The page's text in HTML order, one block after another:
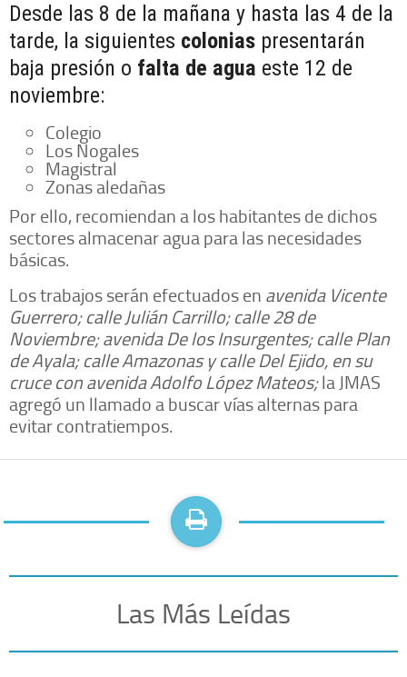
Desde las 8 de la mañana y hasta las 4 de la
tarde, la siguientes colonias presentarán
baja presión o falta de agua este 12 de
noviembre:
Colegio
Los Nogales
Magistral
Zonas aledañas
Por ello, recomiendan a los habitantes de dichos
sectores almacenar agua para las necesidades
básicas.
Los trabajos serán efectuados en avenida Vicente
Guerrero; calle Julián Carrillo; calle 28 de
Noviembre; avenida De los Insurgentes; calle Plan
de Ayala; calle Amazonas y calle Del Ejido, en su
cruce con avenida Adolfo López Mateos;la JMAS
agregó un llamado a buscar vías alternas para
evitar contratiempos.
Las Más Leídas